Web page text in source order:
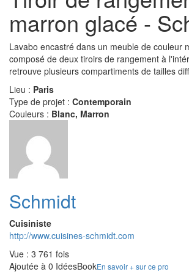
marron glacé -
Lavabo encastré dans un meuble de couleur
composé de deux tiroirs de rangement à
retrouve plusieurs compartiments de tailles
Lieu : Paris
Type de projet : Contemporain
Couleurs : Blanc, Marron
Schmidt
Cuisiniste
http://www.cuisines-schmidt.com
Vue : 3 761 fois
Ajoutée à 0 IdéesBookEn savoir + sur ce pro